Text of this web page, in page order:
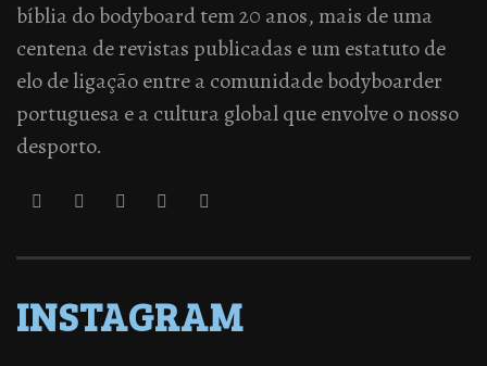
bíblia do bodyboard tem 20 anos, mais de uma
centena de revistas publicadas e um estatuto de
elo de ligação entre a comunidade bodyboarder
portuguesa e a cultura global que envolve o nosso
desporto.
INSTAGRAM